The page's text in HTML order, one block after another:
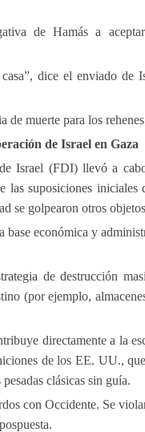
de Hamás a
dice el enviado de
de muerte para los
de Israel en Gaza
Israel (FDI) llevó a
las suposiciones iniciales
se golpearon otros
base económica y
de destrucción
(por ejemplo,
directamente a la
de los EE. UU.,
clásicas sin guía.
con Occidente. Se